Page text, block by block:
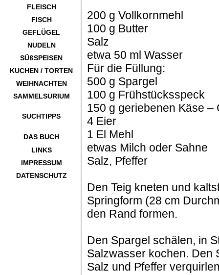
FLEISCH
FISCH
GEFLÜGEL
NUDELN
SÜßSPEISEN
KUCHEN / TORTEN
WEIHNACHTEN
SAMMELSURIUM
SUCHTIPPS
DAS BUCH
LINKS
IMPRESSUM
DATENSCHUTZ
200 g Vollkornmehl
100 g Butter
Salz
etwa 50 ml Wasser
Für die Füllung:
500 g Spargel
100 g Frühstücksspeck
150 g geriebenen Käse –
4 Eier
1 El Mehl
etwas Milch oder Sahne
Salz, Pfeffer
Den Teig kneten und
Springform (28 cm
den Rand formen.
Den Spargel schälen, in
Salzwasser kochen. Den
Salz und Pfeffer